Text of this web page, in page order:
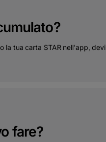
la tua carta STAR nell'app, devi
fare?